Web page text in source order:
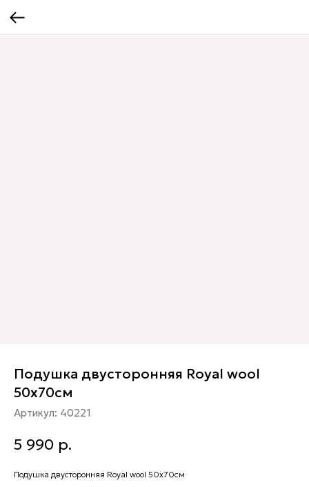
Подушка двусторонняя Royal wool
50х70см
Артикул: 40221
5 990 р.
Подушка двусторонняя Royal wool 50х70см